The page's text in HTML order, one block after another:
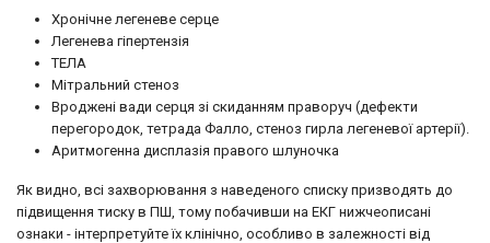
Хронічне легеневе серце
Легенева гіпертензія
ТЕЛА
Мітральний стеноз
Вроджені вади серця зі скиданням праворуч (дефекти
перегородок, тетрада Фалло, стеноз гирла легеневої артерії).
Аритмогенна дисплазія правого шлуночка
Як видно, всі захворювання з наведеного списку призводять до
підвищення тиску в ПШ, тому побачивши на ЕКГ нижчеописані
ознаки - інтерпретуйте їх клінічно, особливо в залежності від